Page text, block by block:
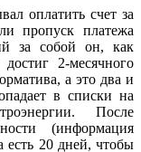
оплатить счет за
пропуск платежа
за собой он, как
2-месячного
а это два и
в списки на
После
(информация
есть 20 дней, чтобы